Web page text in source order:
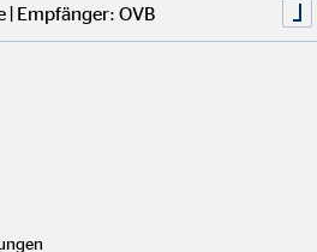
Dein Weg:
und
| Empfänger: OVB